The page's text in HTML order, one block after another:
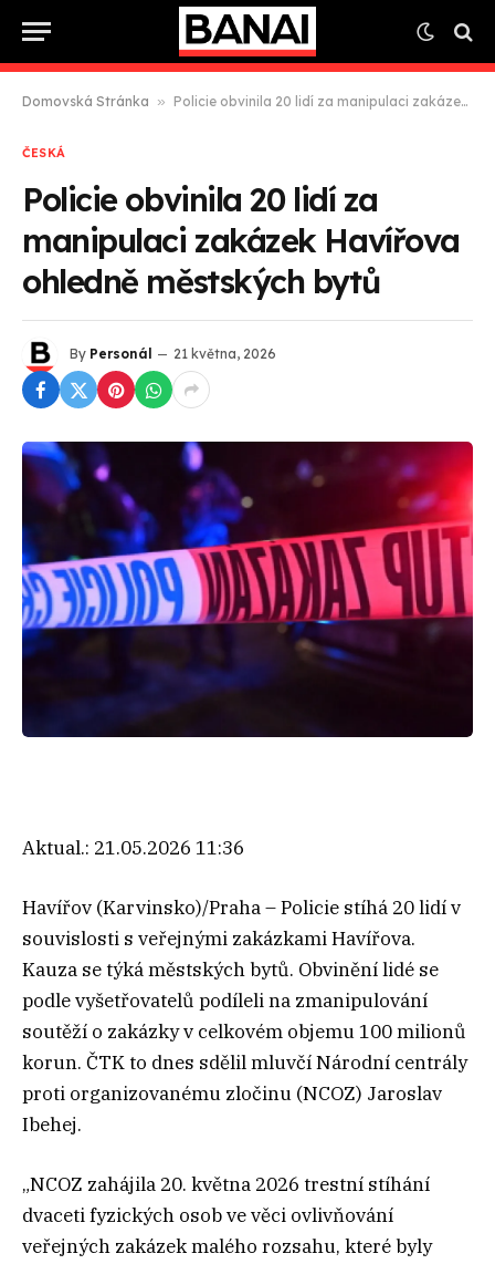
Domovská Stránka » Policie obvinila 20 lidí za manipulaci zakázek Havířova ohledně městských bytů
ČESKÁ
Policie obvinila 20 lidí za
manipulaci zakázek Havířova
ohledně městských bytů
By Personál 21 května, 2026
Aktual.: 21.05.2026 11:36
Havířov (Karvinsko)/Praha – Policie stíhá 20 lidí v
souvislosti s veřejnými zakázkami Havířova.
Kauza se týká městských bytů. Obvinění lidé se
podle vyšetřovatelů podíleli na zmanipulování
soutěží o zakázky v celkovém objemu 100 milionů
korun. ČTK to dnes sdělil mluvčí Národní centrály
proti organizovanému zločinu (NCOZ) Jaroslav
Ibehej.
„NCOZ zahájila 20. května 2026 trestní stíhání
dvaceti fyzických osob ve věci ovlivňování
veřejných zakázek malého rozsahu, které byly